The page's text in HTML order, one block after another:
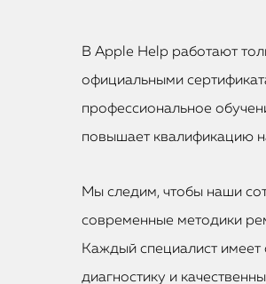
В Apple Help работают
официальными
профессиональное
повышает квалификацию
Мы следим, чтобы наши
современные методики
Каждый специалист имеет
диагностику и